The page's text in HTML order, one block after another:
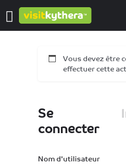
Vous devez être
effectuer cette
Se
connecter
Nom d'utilisateur